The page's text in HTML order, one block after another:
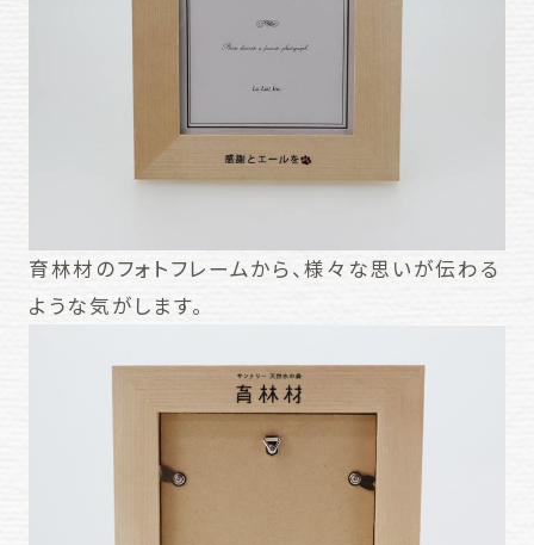
育林材のフォトフレームから、様々な思いが伝わる
ような気がします。